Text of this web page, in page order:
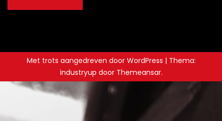
Met trots aangedreven door WordPress | Thema:
industryup door Themeansar.